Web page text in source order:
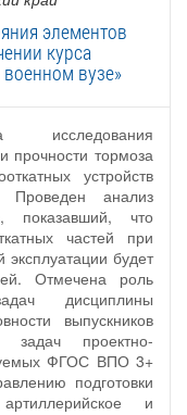
элементов
курса
вузе»
исследования
прочности тормоза
устройств
Проведен анализ
показавший, что
частей при
будет
Отмечена роль
дисциплины
выпускников
задач проектно-
ФГОС ВПО 3+
подготовки
и